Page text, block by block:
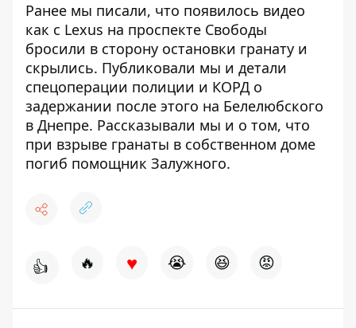
Ранее мы писали, что появилось видео
как с Lexus на проспекте Свободы
бросили в сторону остановки гранату и
скрылись. Публиковали мы и детали
спецоперации полиции и КОРД о
задержании после этого на Белелюбского
в Днепре. Рассказывали мы и о том, что
при взрыве гранаты в собственном доме
погиб помощник Залужного.
👍 🔥 ♥ 😭 😆 😡